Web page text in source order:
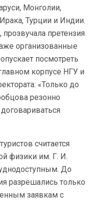
Монголии,
Турции и Индии.
претензия
организованные
посмотреть
корпусе НГУ и
«Только до
резонно
считается
физики им. Г. И.
До
разрешались только
заявкам с